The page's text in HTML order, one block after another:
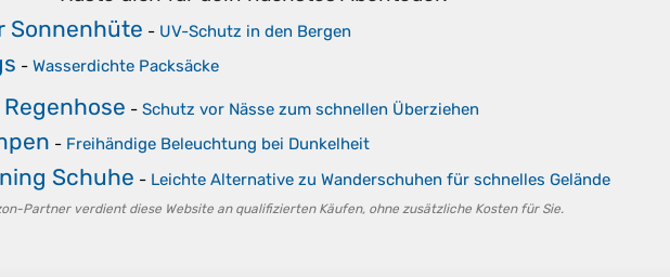
Sonnenhüte - UV-Schutz in den Bergen
- Wasserdichte Packsäcke
- Schutz vor Nässe zum schnellen Überziehen
- Freihändige Beleuchtung bei Dunkelheit
Schuhe - Leichte Alternative zu Wanderschuhen für schnelles Gelände
Partner verdient diese Website an qualifizierten Käufen, ohne zusätzliche Kosten für Sie.